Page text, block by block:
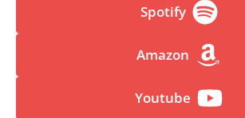
Spotify
Amazon
Youtube